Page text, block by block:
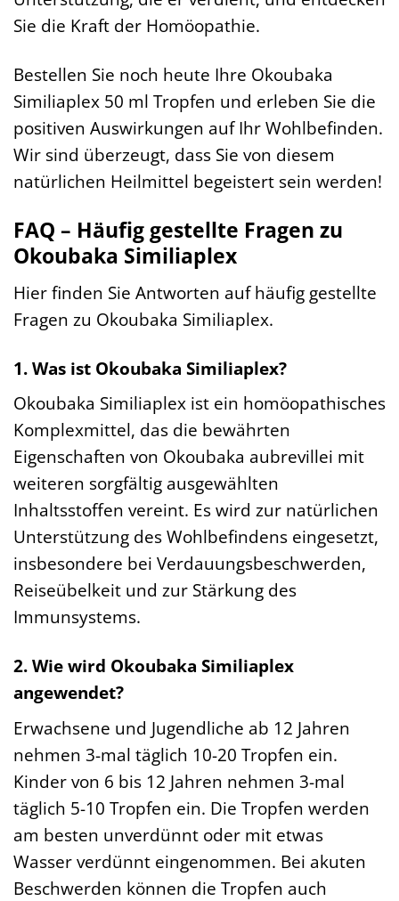
Sie die Kraft der Homöopathie.
Bestellen Sie noch heute Ihre Okoubaka
Similiaplex 50 ml Tropfen und erleben Sie die
positiven Auswirkungen auf Ihr Wohlbefinden.
Wir sind überzeugt, dass Sie von diesem
natürlichen Heilmittel begeistert sein werden!
FAQ – Häufig gestellte Fragen zu
Okoubaka Similiaplex
Hier finden Sie Antworten auf häufig gestellte
Fragen zu Okoubaka Similiaplex.
1. Was ist Okoubaka Similiaplex?
Okoubaka Similiaplex ist ein homöopathisches
Komplexmittel, das die bewährten
Eigenschaften von Okoubaka aubrevillei mit
weiteren sorgfältig ausgewählten
Inhaltsstoffen vereint. Es wird zur natürlichen
Unterstützung des Wohlbefindens eingesetzt,
insbesondere bei Verdauungsbeschwerden,
Reiseübelkeit und zur Stärkung des
Immunsystems.
2. Wie wird Okoubaka Similiaplex
angewendet?
Erwachsene und Jugendliche ab 12 Jahren
nehmen 3-mal täglich 10-20 Tropfen ein.
Kinder von 6 bis 12 Jahren nehmen 3-mal
täglich 5-10 Tropfen ein. Die Tropfen werden
am besten unverdünnt oder mit etwas
Wasser verdünnt eingenommen. Bei akuten
Beschwerden können die Tropfen auch